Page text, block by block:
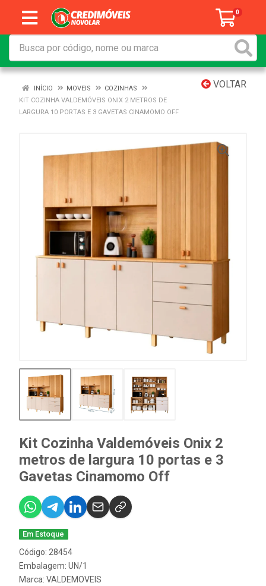
0
VOLTAR
INÍCIO MOVEIS
COZINHAS
KIT COZINHA VALDEMÓVEIS ONIX 2 METROS DE
LARGURA 10 PORTAS E 3 GAVETAS CINAMOMO OFF
Kit Cozinha Valdemóveis Onix 2
metros de largura 10 portas e 3
Gavetas Cinamomo Off
Em Estoque
Código: 28454
Embalagem: UN/1
Marca: VALDEMOVEIS